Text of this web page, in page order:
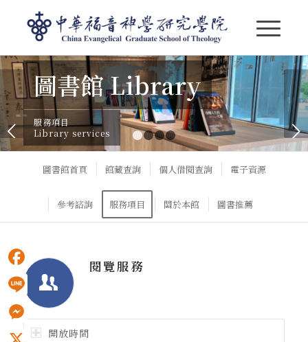
圖書館-服務項目
圖書館 Library
服務項目
Library services
下一頁
1 2 3 4
圖書館首頁 館藏查詢 個人借閱查詢 電子資源
參考諮詢 服務項目 關於本館 圖書推薦
閱覽服務
開放時間
Facebook
Line
Messenger